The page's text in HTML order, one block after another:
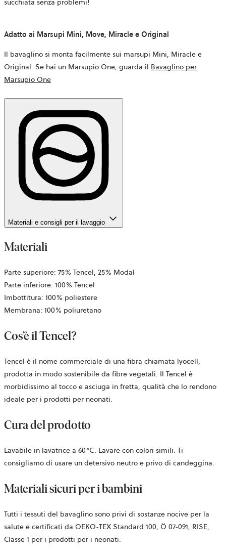
succhiata senza problemi!
Adatto ai Marsupi Mini, Move, Miracle e Original
Il bavaglino si monta facilmente sui marsupi Mini, Miracle e
Original. Se hai un Marsupio One, guarda il Bavaglino per
Marsupio One
Materiali e consigli per il lavaggio
Materiali
Parte superiore: 75% Tencel, 25% Modal
Parte inferiore: 100% Tencel
Imbottitura: 100% poliestere
Membrana: 100% poliuretano
Cos’è il Tencel?
Tencel è il nome commerciale di una fibra chiamata lyocell,
prodotta in modo sostenibile da fibre vegetali. Il Tencel è
morbidissimo al tocco e asciuga in fretta, qualità che lo rendono
ideale per i prodotti per neonati.
Cura del prodotto
Lavabile in lavatrice a 60°C. Lavare con colori simili. Ti
consigliamo di usare un detersivo neutro e privo di candeggina.
Materiali sicuri per i bambini
Tutti i tessuti del bavaglino sono privi di sostanze nocive per la
salute e certificati da OEKO-TEX Standard 100, Ö 07-091, RISE,
Classe 1 per i prodotti per i neonati.